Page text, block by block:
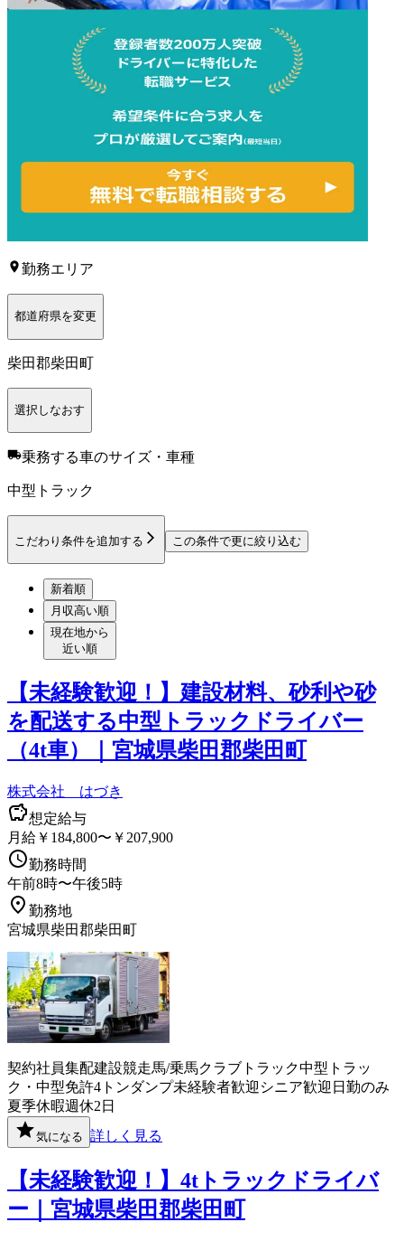
勤務エリア
都道府県を変更
柴田郡柴田町
選択しなおす
乗務する車のサイズ・車種
中型トラック
こだわり条件を追加する この条件で更に絞り込む
新着順
月収高い順
現在地から
近い順
【未経験歓迎！】建設材料、砂利や砂
を配送する中型トラックドライバー
（4t車）｜宮城県柴田郡柴田町
株式会社 はづき
想定給与
月給￥184,800〜￥207,900
勤務時間
午前8時〜午後5時
勤務地
宮城県柴田郡柴田町
契約社員集配建設競走馬/乗馬クラブ トラック中型トラッ
ク・中型免許4トンダンプ未経験者歓迎 シニア歓迎 日勤のみ
夏季休暇週休2日
気になる 詳しく見る
【未経験歓迎！】4tトラックドライバ
ー｜宮城県柴田郡柴田町